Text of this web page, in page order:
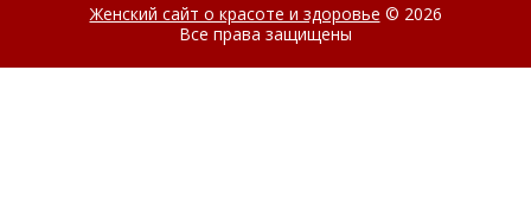
Женский сайт о красоте и здоровье © 2026
Все права защищены